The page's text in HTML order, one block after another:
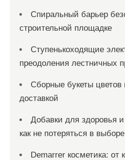
Спиральный барьер
строительной площадке
Ступенькоходящие
преодоления лестничных
Сборные букеты цветов
доставкой
Добавки для здоровья
как не потеряться в выборе
Demarrer косметика: от